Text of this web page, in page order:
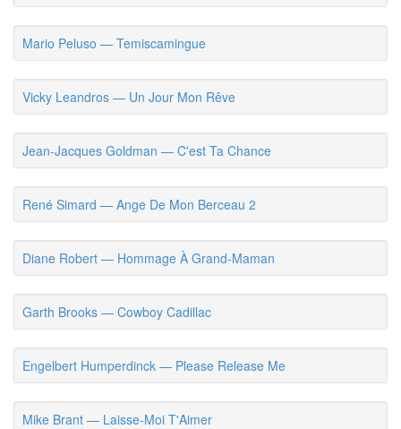
Mario Peluso — Temiscamingue
Vicky Leandros — Un Jour Mon Rêve
Jean-Jacques Goldman — C'est Ta Chance
René Simard — Ange De Mon Berceau 2
Diane Robert — Hommage À Grand-Maman
Garth Brooks — Cowboy Cadillac
Engelbert Humperdinck — Please Release Me
Mike Brant — Laisse-Moi T'Aimer